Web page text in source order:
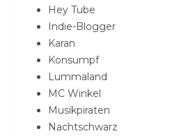
Hey Tube
Indie-Blogger
Karan
Konsumpf
Lummaland
MC Winkel
Musikpiraten
Nachtschwarz